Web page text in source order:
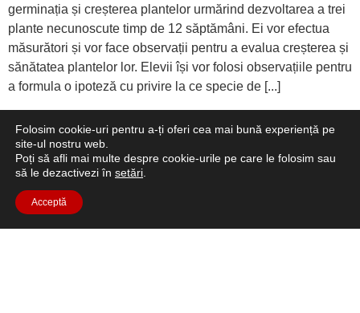
germinația și creșterea plantelor urmărind dezvoltarea a trei
plante necunoscute timp de 12 săptămâni. Ei vor efectua
măsurători și vor face observații pentru a evalua creșterea și
sănătatea plantelor lor. Elevii își vor folosi observațiile pentru
a formula o ipoteză cu privire la ce specie de [...]
AstroFarmer - Să învățăm despre
condițiile de creștere a plantelor
Folosim cookie-uri pentru a-ți oferi cea mai bună experiență pe
site-ul nostru web.
Poți să afli mai multe despre cookie-urile pe care le folosim sau
să le dezactivezi în setări
Acceptă